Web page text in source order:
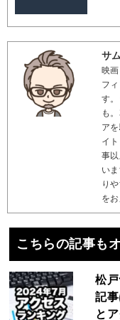
サ
映
フ
す
も
ア
イ
事
い
り
を
こちらの記事も
松
記
と